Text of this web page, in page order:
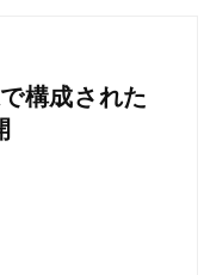
構成された